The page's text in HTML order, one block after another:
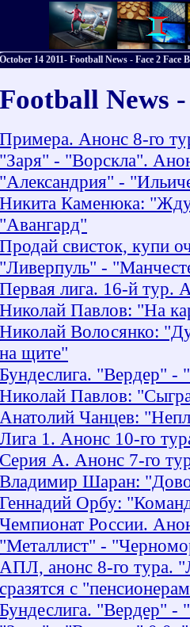
October 14 2011- Football News - Face 2 Face
Football News
Примера. Анонс 8-го
"Заря" - "Ворскла".
"Александрия" -
Никита Каменюка: "Жду
"Авангард"
Продай свисток, купи
"Ливерпуль" -
Первая лига. 16-й тур.
Николай Павлов: "На
Николай Волосянко:
на щите"
Бундеслига. "Вердер" -
Николай Павлов:
Анатолий Чанцев:
Лига 1. Анонс 10-го
Серия А. Анонс 7-го
Владимир Шаран:
Геннадий Орбу:
Чемпионат России.
"Металлист" -
АПЛ, анонс 8-го тура.
сразятся с
Бундеслига. "Вердер" -